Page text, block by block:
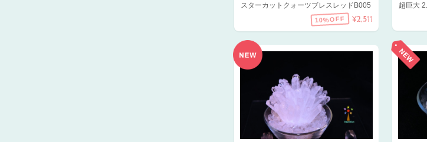
スターカットクォーツブレスレッドB005
10%OFF ¥2,511
超巨大